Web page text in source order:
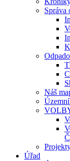
Správa
Náš
Úřad